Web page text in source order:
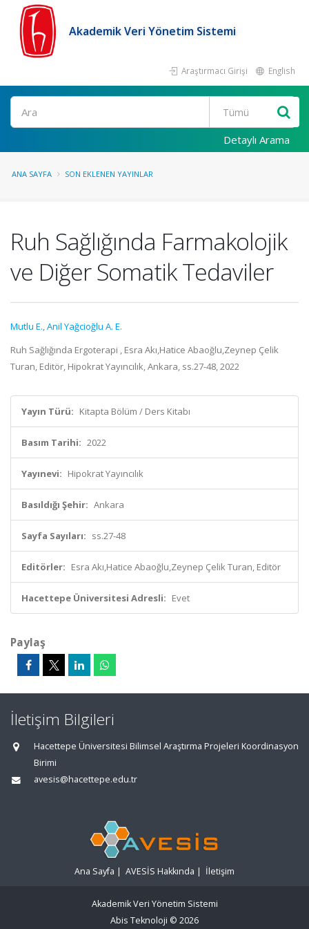
Akademik Veri Yönetim Sistemi
Araştırmacı Girişi English
Ara
Detaylı Arama
ANA SAYFA SON EKLENEN YAYINLAR
Ruh Sağlığında Farmakolojik
ve Diğer Somatik Tedaviler
Mutlu E.,Anil Yağcioğlu A. E.
Ruh Sağlığında Ergoterapi , Esra Akı,Hatice Abaoğlu,Zeynep Çelik
Turan, Editör, Hipokrat Yayıncılık, Ankara, ss.27-48, 2022
Yayın Türü: Kitapta Bölüm / Ders Kitabı
Basım Tarihi: 2022
Yayınevi: Hipokrat Yayıncılık
Basıldığı Şehir: Ankara
Sayfa Sayıları: ss.27-48
Editörler: Esra Akı,Hatice Abaoğlu,Zeynep Çelik Turan, Editör
Hacettepe Üniversitesi Adresli: Evet
Paylaş
İletişim Bilgileri
Hacettepe Üniversitesi Bilimsel Araştırma Projeleri Koordinasyon
Birimi
avesis@hacettepe.edu.tr
Ana Sayfa | AVESİS Hakkında | İletişim
Akademik Veri Yönetim Sistemi
Abis Teknoloji © 2026